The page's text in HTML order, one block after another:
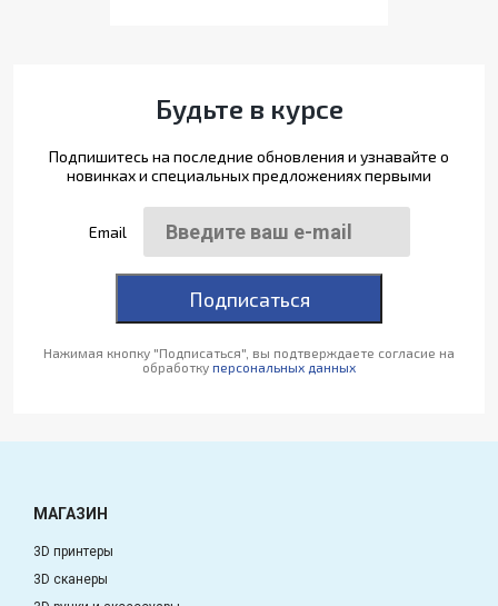
Будьте в курсе
Подпишитесь на последние обновления и узнавайте о
новинках и специальных предложениях первыми
Email
Подписаться
Нажимая кнопку "Подписаться", вы подтверждаете согласие на
обработку персональных данных
МАГАЗИН
3D принтеры
3D сканеры